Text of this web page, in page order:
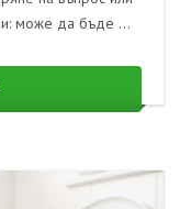
може да бъде …